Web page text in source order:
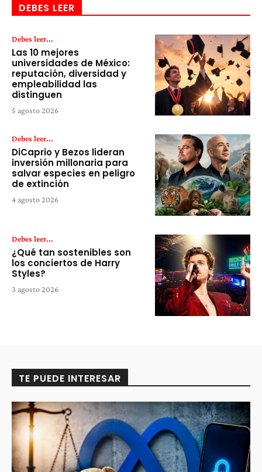
DEBES LEER
Debes leer...
Las 10 mejores
universidades de México:
reputación, diversidad y
empleabilidad las
distinguen
5 agosto 2026
Debes leer...
DiCaprio y Bezos lideran
inversión millonaria para
salvar especies en peligro
de extinción
4 agosto 2026
Debes leer...
¿Qué tan sostenibles son
los conciertos de Harry
Styles?
3 agosto 2026
TE PUEDE INTERESAR